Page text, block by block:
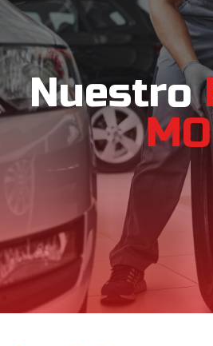
Nuestro
MO